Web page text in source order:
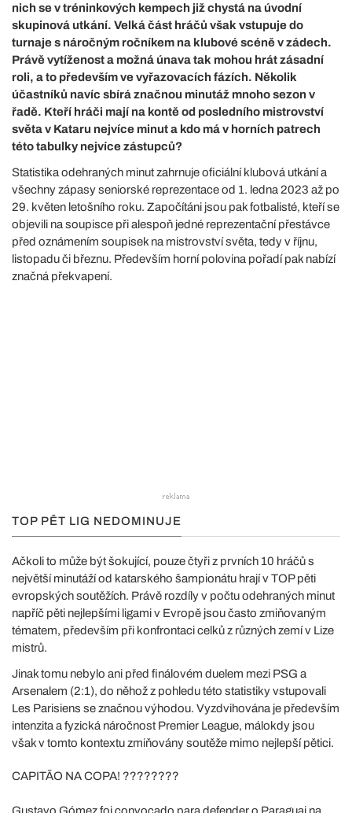
nich se v tréninkových kempech již chystá na úvodní
skupinová utkání. Velká část hráčů však vstupuje do
turnaje s náročným ročníkem na klubové scéně v zádech.
Právě vytíženost a možná únava tak mohou hrát zásadní
roli, a to především ve vyřazovacích fázích. Několik
účastníků navíc sbírá značnou minutáž mnoho sezon v
řadě. Kteří hráči mají na kontě od posledního mistrovství
světa v Kataru nejvíce minut a kdo má v horních patrech
této tabulky nejvíce zástupců?
Statistika odehraných minut zahrnuje oficiální klubová utkání a
všechny zápasy seniorské reprezentace od 1. ledna 2023 až po
29. květen letošního roku. Započítáni jsou pak fotbalisté, kteří se
objevili na soupisce při alespoň jedné reprezentační přestávce
před oznámením soupisek na mistrovství světa, tedy v říjnu,
listopadu či březnu. Především horní polovina pořadí pak nabízí
značná překvapení.
TOP PĚT LIG NEDOMINUJE
Ačkoli to může být šokující, pouze čtyři z prvních 10 hráčů s
největší minutáží od katarského šampionátu hrají v TOP pěti
evropských soutěžích. Právě rozdíly v počtu odehraných minut
napříč pěti nejlepšími ligami v Evropě jsou často zmiňovaným
tématem, především při konfrontaci celků z různých zemí v Lize
mistrů.
Jinak tomu nebylo ani před finálovém duelem mezi PSG a
Arsenalem (2:1), do něhož z pohledu této statistiky vstupovali
Les Parisiens se značnou výhodou. Vyzdvihována je především
intenzita a fyzická náročnost Premier League, málokdy jsou
však v tomto kontextu zmiňovány soutěže mimo nejlepší pětici.
CAPITÃO NA COPA! ????????